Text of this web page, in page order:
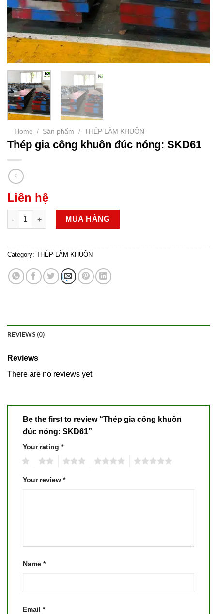
Home / Sản phẩm / THÉP LÀM KHUÔN
Thép gia công khuôn đúc nóng: SKD61
Liên hệ
Thép gia công khuôn đúc nóng: SKD61 quantity
MUA HÀNG
Category: THÉP LÀM KHUÔN
REVIEWS (0)
Reviews
There are no reviews yet.
Be the first to review “Thép gia công khuôn
đúc nóng: SKD61”
Your rating *
Your review *
Name *
Email *